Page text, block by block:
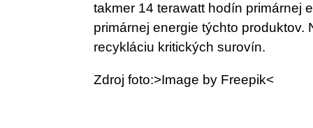
takmer 14 terawatt hodín primárnej
primárnej energie týchto
recykláciu kritických surovín.
Zdroj foto:>Image by Freepik<